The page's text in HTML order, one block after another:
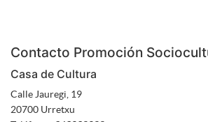
Contacto Promoción
Casa de Cultura
Calle Jauregi, 19
20700 Urretxu